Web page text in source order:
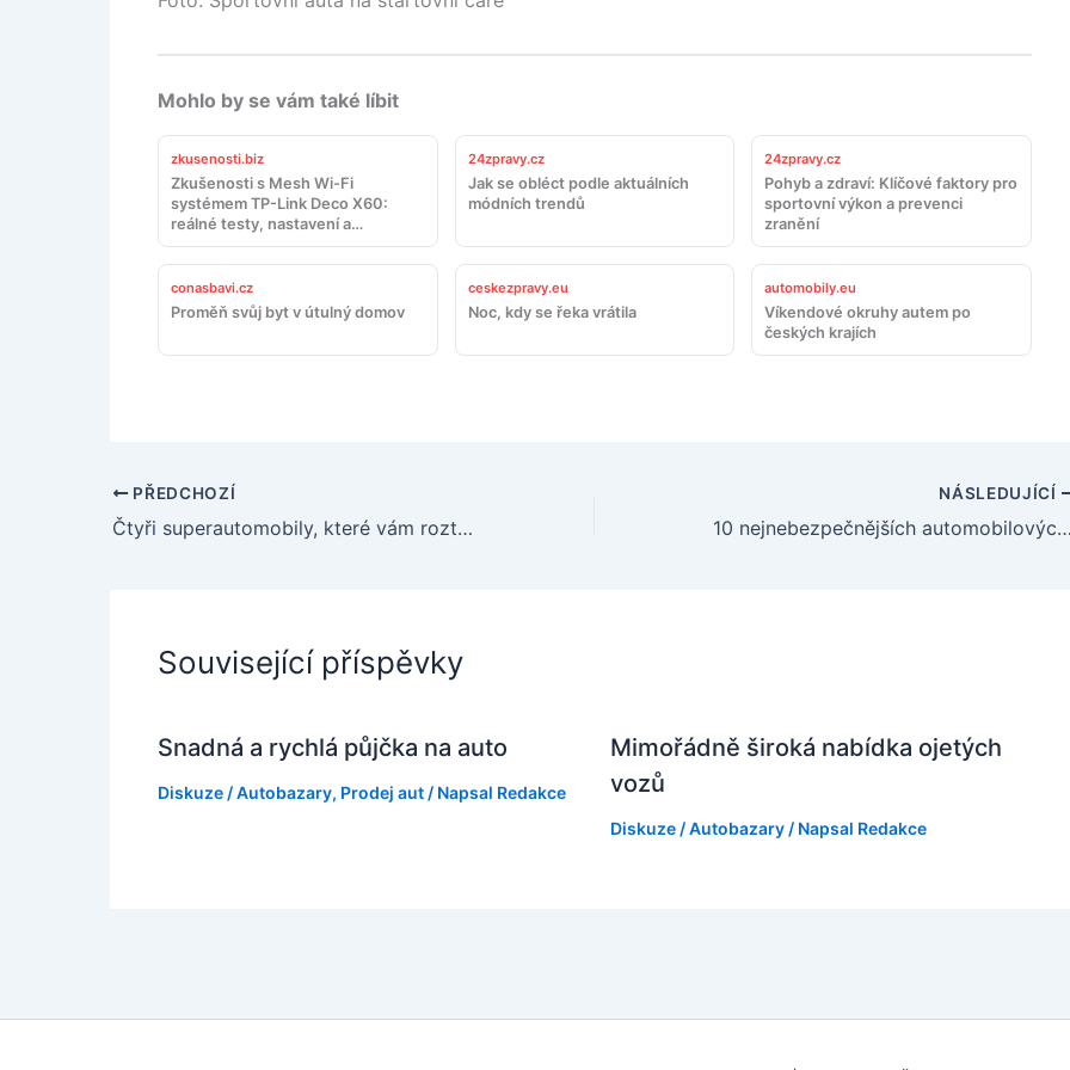
Mohlo by se vám také líbit
zkusenosti.biz
Zkušenosti s Mesh Wi-Fi
systémem TP-Link Deco X60:
reálné testy, nastavení a
doporučení
24zpravy.cz
Jak se obléct podle aktuálních
módních trendů
24zpravy.cz
Pohyb a zdraví: Klíčové faktory pro
sportovní výkon a prevenci
zranění
conasbavi.cz
Proměň svůj byt v útulný domov
ceskezpravy.eu
Noc, kdy se řeka vrátila
automobily.eu
Víkendové okruhy autem po
českých krajích
PŘEDCHOZÍ
Čtyři superautomobily, které vám roztančí srdce a rozdupou peněženku!
NÁSLEDUJÍCÍ
10 nejnebezpečnějších automobilových zvířat, před kterými se raději chraňte!
Související příspěvky
Snadná a rychlá půjčka na auto
Diskuze /Autobazary, Prodej aut / Napsal Redakce
Mimořádně široká nabídka ojetých
vozů
Diskuze /Autobazary/ Napsal Redakce